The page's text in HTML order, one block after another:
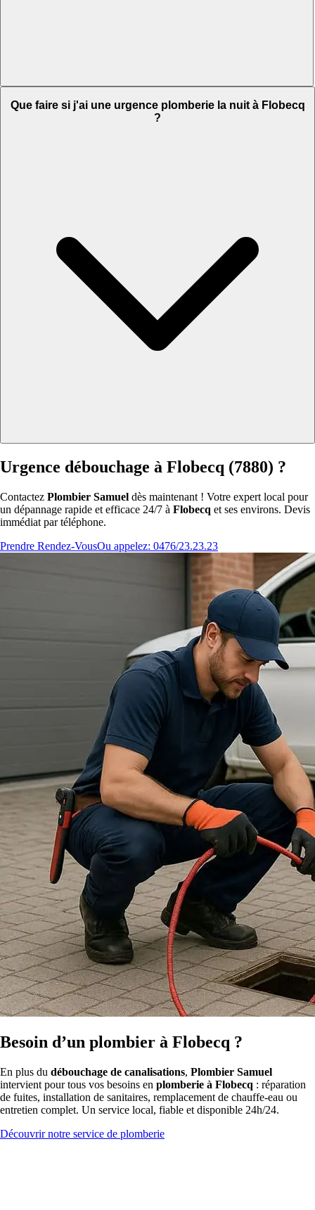
Que faire si j'ai une urgence plomberie la nuit à Flobecq
?
Urgence débouchage à Flobecq (7880) ?
Contactez Plombier Samuel dès maintenant ! Votre expert local pour
un dépannage rapide et efficace 24/7 à Flobecq et ses environs. Devis
immédiat par téléphone.
Prendre Rendez-VousOu appelez: 0476/23.23.23
Besoin d’un plombier à Flobecq ?
En plus du débouchage de canalisations, Plombier Samuel
intervient pour tous vos besoins en plomberie à Flobecq : réparation
de fuites, installation de sanitaires, remplacement de chauffe-eau ou
entretien complet. Un service local, fiable et disponible 24h/24.
Découvrir notre service de plomberie